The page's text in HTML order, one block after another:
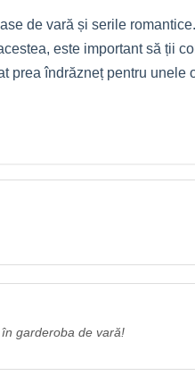
de vară și serile
este important să ții
prea îndrăzneț pentru unele
garderoba de vară!